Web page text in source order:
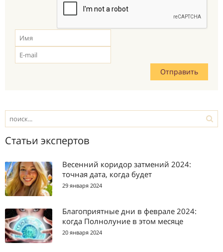
Статьи экспертов
Весенний коридор затмений 2024:
точная дата, когда будет
29 января 2024
Благоприятные дни в феврале 2024:
когда Полнолуние в этом месяце
20 января 2024